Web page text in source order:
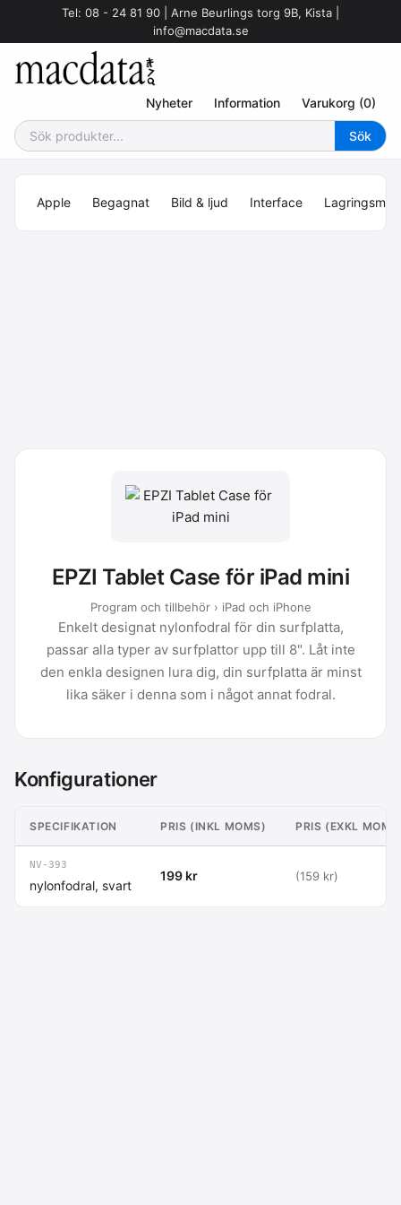
Tel: 08 - 24 81 90 | Arne Beurlings torg 9B, Kista |
info@macdata.se
Nyheter Information Varukorg (0)
Apple Begagnat Bild & ljud Interface
EPZI Tablet Case för iPad mini
Program och tillbehör › iPad och iPhone
Enkelt designat nylonfodral för din surfplatta,
passar alla typer av surfplattor upp till 8". Låt inte
den enkla designen lura dig, din surfplatta är minst
lika säker i denna som i något annat fodral.
Konfigurationer
SPECIFIKATION PRIS (INKL MOMS) PRIS (EXKL
NV-393
nylonfodral, svart
199 kr (159 kr)